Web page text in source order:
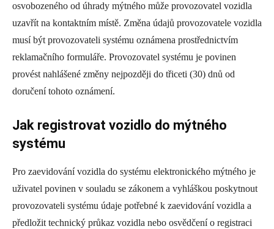
osvobozeného od úhrady mýtného může provozovatel vozidla
uzavřít na kontaktním místě. Změna údajů provozovatele vozidla
musí být provozovateli systému oznámena prostřednictvím
reklamačního formuláře. Provozovatel systému je povinen
provést nahlášené změny nejpozději do třiceti (30) dnů od
doručení tohoto oznámení.
Jak registrovat vozidlo do mýtného
systému
Pro zaevidování vozidla do systému elektronického mýtného je
uživatel povinen v souladu se zákonem a vyhláškou poskytnout
provozovateli systému údaje potřebné k zaevidování vozidla a
předložit technický průkaz vozidla nebo osvědčení o registraci